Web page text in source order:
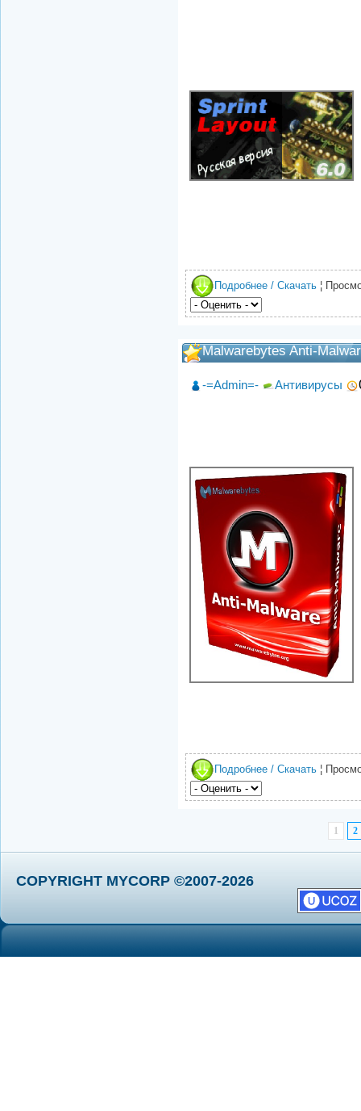
Подробнее / Скачать ¦
Malwarebytes Anti-
-=Admin=- Антивирусы
Подробнее / Скачать ¦
1 2
COPYRIGHT MYCORP ©2007-2026